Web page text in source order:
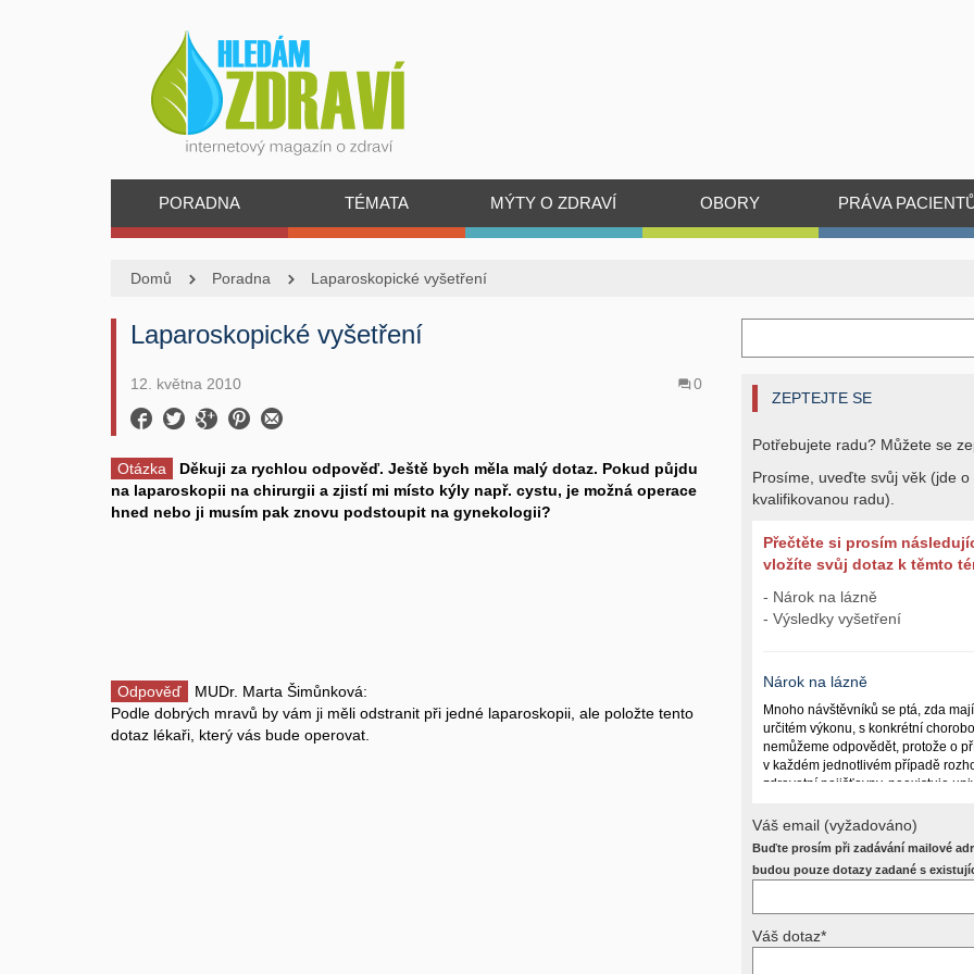
PORADNA TÉMATA MÝTY O ZDRAVÍ OBORY PRÁVA
Domů Poradna Laparoskopické vyšetření
Laparoskopické vyšetření
12. května 2010 0
Otázka
Děkuji za rychlou odpověď. Ještě bych měla malý dotaz. Pokud půjdu
na laparoskopii na chirurgii a zjistí mi místo kýly např. cystu, je možná operace
hned nebo ji musím pak znovu podstoupit na gynekologii?
Odpověď
MUDr. Marta Šimůnková:
Podle dobrých mravů by vám ji měli odstranit při jedné laparoskopii, ale položte tento
dotaz lékaři, který vás bude operovat.
ZEPTEJTE SE
Potřebujete radu? Můžete se
Prosíme, uveďte svůj věk (jde
kvalifikovanou radu).
Přečtěte si prosím
vložíte svůj dotaz k těmto
- Nárok na lázně
- Výsledky vyšetření
Nárok na lázně
Mnoho návštěvníků se ptá, zda mají
určitém výkonu, s konkrétní
nemůžeme odpovědět, protože o
v každém jednotlivém případě
zdravotní pojišťovny, neexistuje
(kuřáctví, inkontinence), funkčním
dalších zdravotních okolnostech.
Požádejte svého ošetřujícího
Váš email (vyžadováno)
Buďte prosím při zadávání mailové
budou pouze dotazy zadané s
Váš dotaz*